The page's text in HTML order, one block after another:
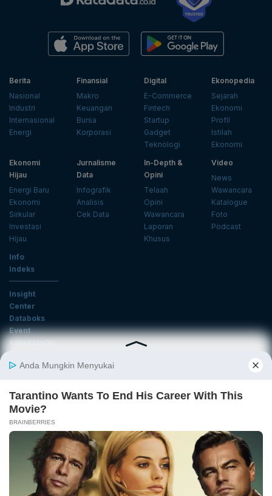
Berita
Nasional
Industri
Internasional
Energi
Finansial
Makro
Keuangan
Bursa
Korporasi
Digital
E-Commerce
Fintech
Startup
Gadget
Teknologi
Ekonopedia
Sejarah
Ekonomi
Profil
Istilah
Ekonomi
Ekonomi
Hijau
Energi Baru
Ekonomi
Sirkular
Investasi
Hijau
Jurnalisme
Data
Infografik
Analisis
Cek Data
In-Depth &
Opini
Telaah
Opini
Wawancara
Laporan
Khusus
Video
News
Wawancara
Katalogue
Foto
Podcast
Info
Indeks
Insight
Center
Databoks
Event
KatadataOto
Email
Daftar
Tentang Katadata Advertising Karier
Pedoman Media Siber
Kebijakan Privasi
Disclaimer Hubungi Kami